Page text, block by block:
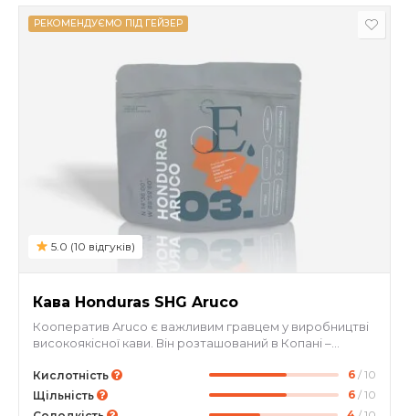
РЕКОМЕНДУЄМО ПІД ГЕЙЗЕР
5.0 (10 відгуків)
Кава Honduras SHG Aruco
Кооператив Aruco є важливим гравцем у виробництві
високоякісної кави. Він розташований в Копані –
високогірними грунтами та найширшим діапазоном
вологості та температури. Зерна звідти вирощуються
в надзвичайно важкодоступних територіях, частиною
Кислотність 6 / 10
Щільність
6 / 10